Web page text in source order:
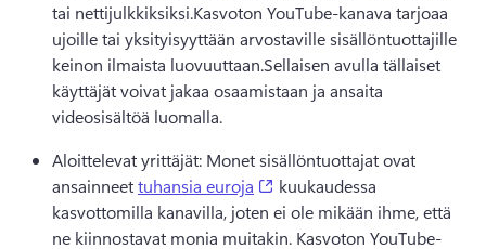
tai nettijulkkiksiksi.Kasvoton YouTube-kanava tarjoaa
ujoille tai yksityisyyttään arvostaville sisällöntuottajille
keinon ilmaista luovuuttaan.Sellaisen avulla tällaiset
käyttäjät voivat jakaa osaamistaan ja ansaita
videosisältöä luomalla.
Aloittelevat yrittäjät: Monet sisällöntuottajat ovat
ansainneet tuhansia euroja (opens in a new tab)
kuukaudessa
kasvottomilla kanavilla, joten ei ole mikään ihme, että
ne kiinnostavat monia muitakin. Kasvoton YouTube-